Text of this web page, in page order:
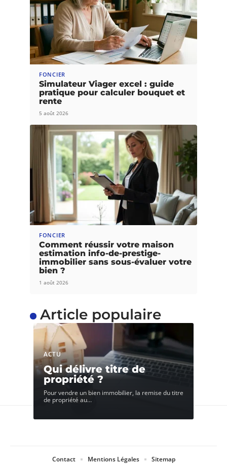
FONCIER
Simulateur Viager excel : guide
pratique pour calculer bouquet et
rente
5 août 2026
FONCIER
Comment réussir votre maison
estimation info-de-prestige-
immobilier sans sous-évaluer votre
bien ?
1 août 2026
Article populaire
ACTU
Qui délivre titre de
propriété ?
Pour vendre un bien immobilier, la remise du titre
de propriété au…
Contact Mentions Légales Sitemap